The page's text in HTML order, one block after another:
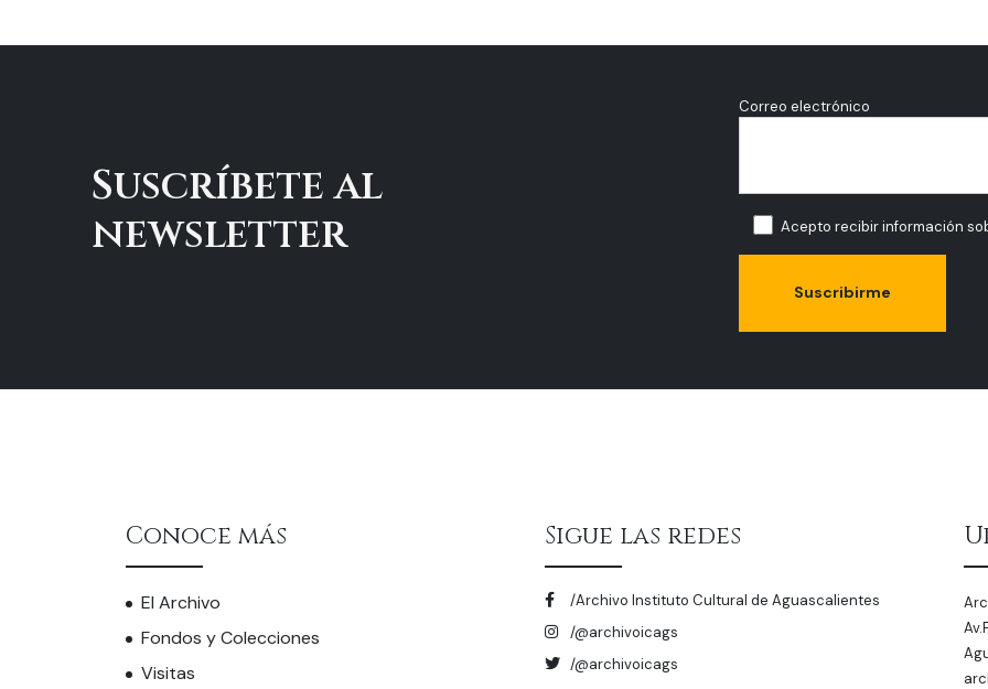
Suscríbete al
newsletter
Correo electrónico
Acepto recibir información
Conoce más
El Archivo
Fondos y Colecciones
Visitas
Sigue las redes
/Archivo Instituto Cultural de Aguascalientes
/@archivoicags
/@archivoicags